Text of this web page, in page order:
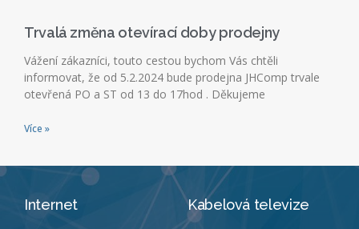
Trvalá změna otevírací doby prodejny
Vážení zákazníci, touto cestou bychom Vás chtěli
informovat, že od 5.2.2024 bude prodejna JHComp trvale
otevřená PO a ST od 13 do 17hod . Děkujeme
Více »
Internet Kabelová televize